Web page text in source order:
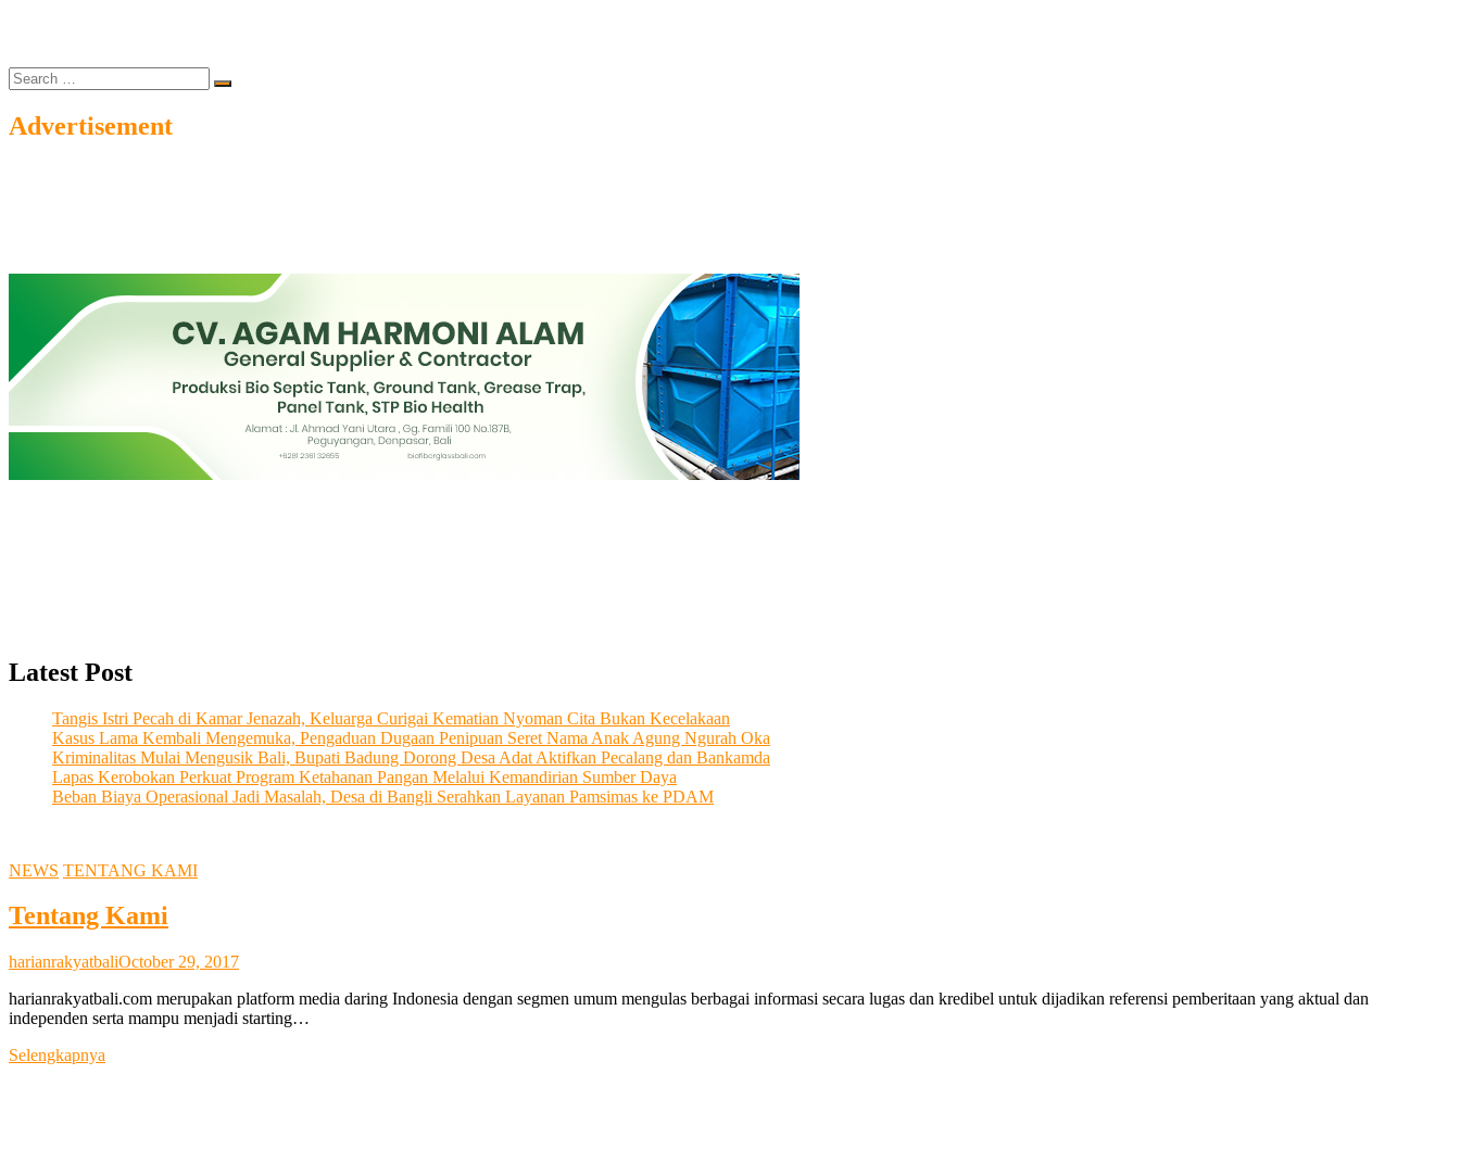
Search
…
Advertisement
Latest Post
Tangis Istri Pecah di Kamar Jenazah, Keluarga Curigai Kematian Nyoman Cita Bukan Kecelakaan
Kasus Lama Kembali Mengemuka, Pengaduan Dugaan Penipuan Seret Nama Anak Agung Ngurah Oka
Kriminalitas Mulai Mengusik Bali, Bupati Badung Dorong Desa Adat Aktifkan Pecalang dan Bankamda
Lapas Kerobokan Perkuat Program Ketahanan Pangan Melalui Kemandirian Sumber Daya
Beban Biaya Operasional Jadi Masalah, Desa di Bangli Serahkan Layanan Pamsimas ke PDAM
NEWS TENTANG KAMI
Tentang Kami
harianrakyatbaliOctober 29, 2017
harianrakyatbali.com merupakan platform media daring Indonesia dengan segmen umum mengulas berbagai informasi secara lugas dan kredibel untuk dijadikan referensi pemberitaan yang aktual dan
independen serta mampu menjadi starting…
Selengkapnya